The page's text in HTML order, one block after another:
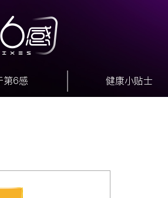
第6感 健康小贴士